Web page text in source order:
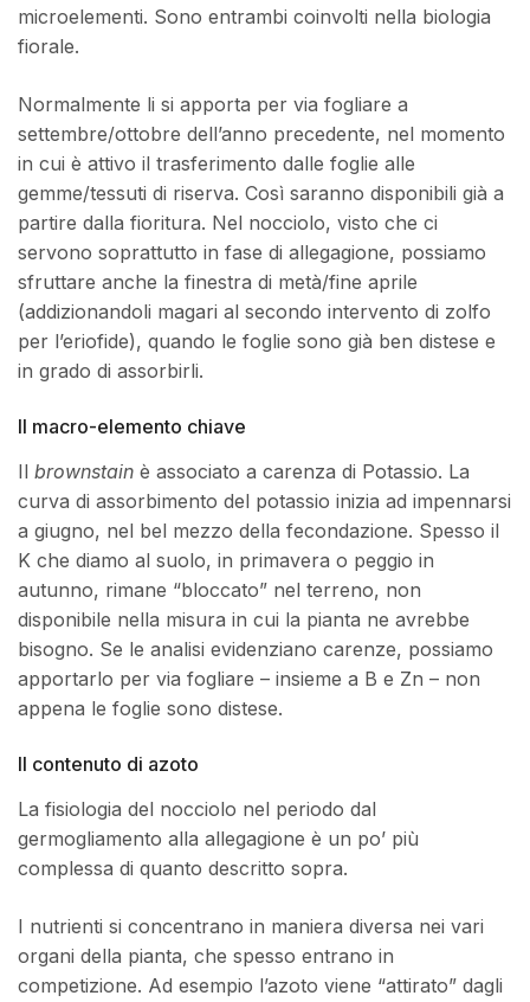
microelementi. Sono entrambi coinvolti nella biologia
fiorale.
Normalmente li si apporta per via fogliare a
settembre/ottobre dell’anno precedente, nel momento
in cui è attivo il trasferimento dalle foglie alle
gemme/tessuti di riserva. Così saranno disponibili già a
partire dalla fioritura. Nel nocciolo, visto che ci
servono soprattutto in fase di allegagione, possiamo
sfruttare anche la finestra di metà/fine aprile
(addizionandoli magari al secondo intervento di zolfo
per l’eriofide), quando le foglie sono già ben distese e
in grado di assorbirli.
Il macro-elemento chiave
Il brownstain è associato a carenza di Potassio. La
curva di assorbimento del potassio inizia ad impennarsi
a giugno, nel bel mezzo della fecondazione. Spesso il
K che diamo al suolo, in primavera o peggio in
autunno, rimane “bloccato” nel terreno, non
disponibile nella misura in cui la pianta ne avrebbe
bisogno. Se le analisi evidenziano carenze, possiamo
apportarlo per via fogliare – insieme a B e Zn – non
appena le foglie sono distese.
Il contenuto di azoto
La fisiologia del nocciolo nel periodo dal
germogliamento alla allegagione è un po’ più
complessa di quanto descritto sopra.
I nutrienti si concentrano in maniera diversa nei vari
organi della pianta, che spesso entrano in
competizione. Ad esempio l’azoto viene “attirato” dagli